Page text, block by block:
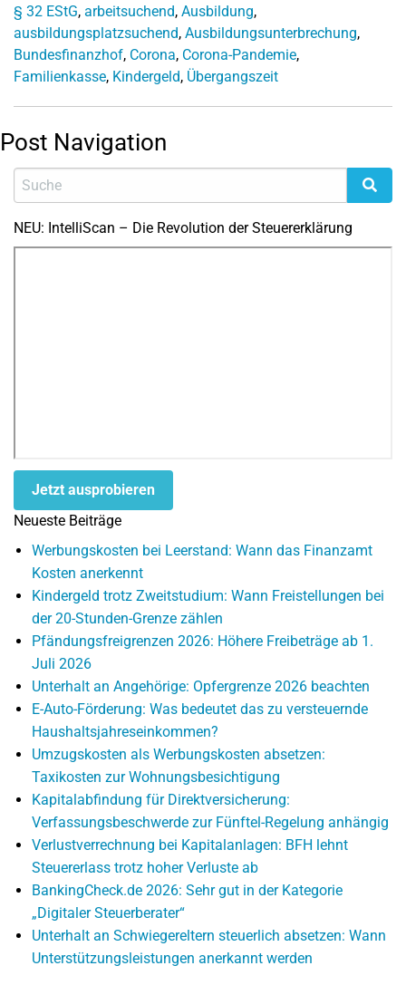
§ 32 EStG, arbeitsuchend, Ausbildung,
ausbildungsplatzsuchend, Ausbildungsunterbrechung,
Bundesfinanzhof, Corona, Corona-Pandemie,
Familienkasse, Kindergeld, Übergangszeit
Post Navigation
NEU: IntelliScan – Die Revolution der Steuererklärung
Jetzt ausprobieren
Neueste Beiträge
Werbungskosten bei Leerstand: Wann das Finanzamt
Kosten anerkennt
Kindergeld trotz Zweitstudium: Wann Freistellungen bei
der 20-Stunden-Grenze zählen
Pfändungsfreigrenzen 2026: Höhere Freibeträge ab 1.
Juli 2026
Unterhalt an Angehörige: Opfergrenze 2026 beachten
E-Auto-Förderung: Was bedeutet das zu versteuernde
Haushaltsjahreseinkommen?
Umzugskosten als Werbungskosten absetzen:
Taxikosten zur Wohnungsbesichtigung
Kapitalabfindung für Direktversicherung:
Verfassungsbeschwerde zur Fünftel-Regelung anhängig
Verlustverrechnung bei Kapitalanlagen: BFH lehnt
Steuererlass trotz hoher Verluste ab
BankingCheck.de 2026: Sehr gut in der Kategorie
„Digitaler Steuerberater“
Unterhalt an Schwiegereltern steuerlich absetzen: Wann
Unterstützungsleistungen anerkannt werden